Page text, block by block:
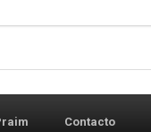
Contacto